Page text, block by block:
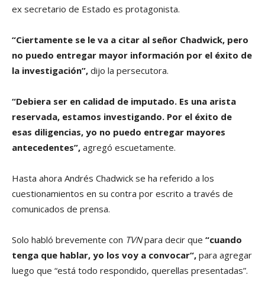
ex secretario de Estado es protagonista.
“Ciertamente se le va a citar al señor Chadwick, pero
no puedo entregar mayor información por el éxito de
la investigación”, dijo la persecutora.
“Debiera ser en calidad de imputado. Es una arista
reservada, estamos investigando. Por el éxito de
esas diligencias, yo no puedo entregar mayores
antecedentes”, agregó escuetamente.
Hasta ahora Andrés Chadwick se ha referido a los
cuestionamientos en su contra por escrito a través de
comunicados de prensa.
Solo habló brevemente con TVNpara decir que “cuando
tenga que hablar, yo los voy a convocar“, para agregar
luego que “está todo respondido, querellas presentadas”.